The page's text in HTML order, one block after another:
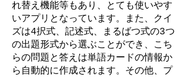
れ替え機能等もあり、とても使いやす
いアプリとなっています。また、クイ
ズは4択式、記述式、まるばつ式の3つ
の出題形式から選ぶことができ、こち
らの問題と答えは単語カードの情報か
ら自動的に作成されます。その他、プ